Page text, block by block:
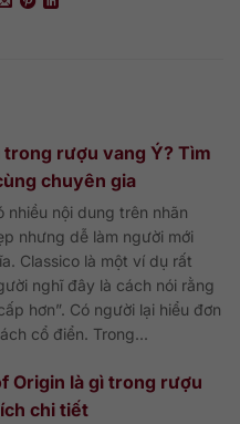
trong rượu vang Ý? Tìm
chuyên gia
nhiều nội dung trên nhãn
nhưng dễ làm người mới
Classico là một ví dụ rất
nghĩ đây là cách nói rằng
hơn”. Có người lại hiểu đơn
cổ điển. Trong...
Origin là gì trong rượu
chi tiết